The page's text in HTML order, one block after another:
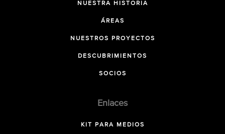
NUESTRA HISTORIA
ÁREAS
NUESTROS PROYECTOS
DESCUBRIMIENTOS
SOCIOS
Enlaces
KIT PARA MEDIOS